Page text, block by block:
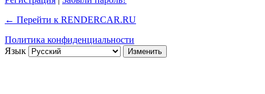
← Перейти к RENDERCAR.RU
Политика конфиденциальности
Язык